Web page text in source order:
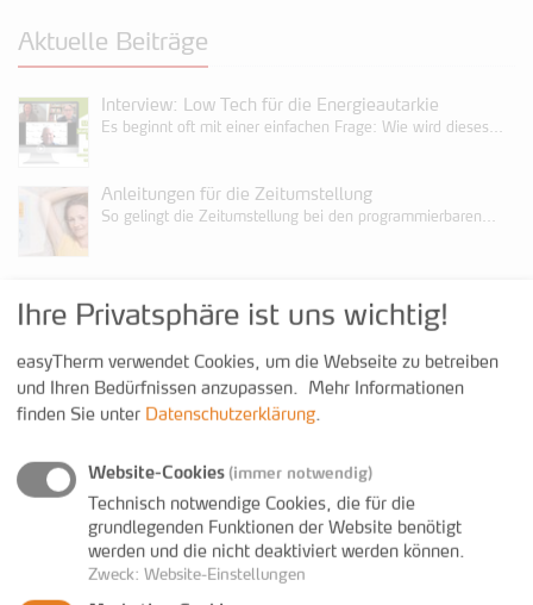
Aktuelle Beiträge
Interview: Low Tech für die Energieautarkie
Es beginnt oft mit einer einfachen Frage: Wie wird dieses...
Anleitungen für die Zeitumstellung
So gelingt die Zeitumstellung bei den programmierbaren...
Kontakt
+43 3352 38200 600
anfrage@easy-therm.com
Ihre Privatsphäre ist uns wichtig!
easyTherm verwendet Cookies, um die Webseite zu betreiben
und Ihren Bedürfnissen anzupassen.
Mehr Informationen
finden Sie unter Datenschutzerklärung.
Website-Cookies (immer notwendig)
Technisch notwendige Cookies, die für die
grundlegenden Funktionen der Website benötigt
werden und die nicht deaktiviert werden können.
Zweck: Website-Einstellungen